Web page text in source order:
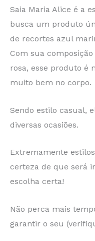
Saia Maria Alice é a
busca um produto
de recortes azul
Com sua
rosa, esse produto é
muito bem no corpo.
Sendo estilo casual,
diversas ocasiões.
Extremamente
certeza de que será
escolha certa!
Não perca mais
garantir o seu